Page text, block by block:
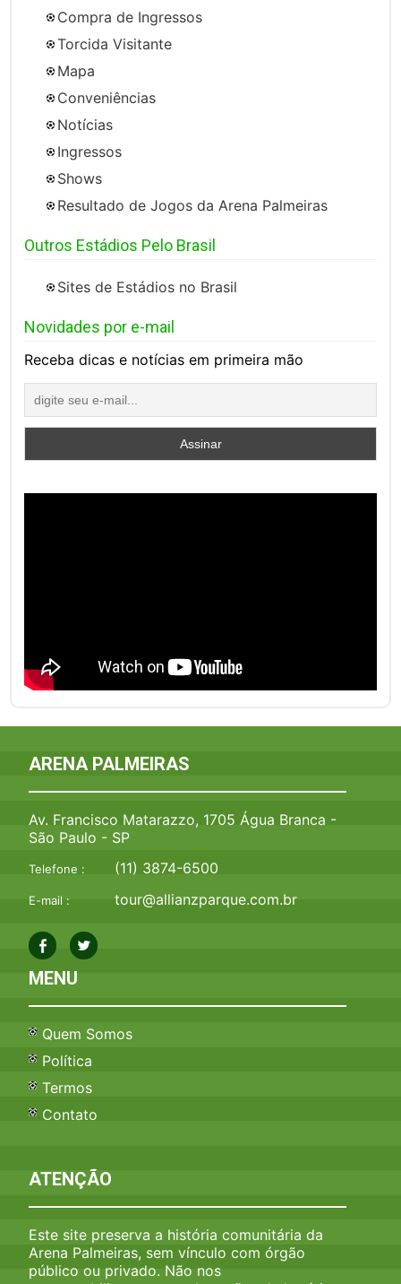
Compra de Ingressos
Torcida Visitante
Mapa
Conveniências
Notícias
Ingressos
Shows
Resultado de Jogos da Arena Palmeiras
Outros Estádios Pelo Brasil
Sites de Estádios no Brasil
Novidades por e-mail
Receba dicas e notícias em primeira mão
ARENA PALMEIRAS
Av. Francisco Matarazzo, 1705 Água Branca -
São Paulo - SP
Telefone : (11) 3874-6500
E-mail : tour@allianzparque.com.br
MENU
Quem Somos
Política
Termos
Contato
ATENÇÃO
Este site preserva a história comunitária da
Arena Palmeiras, sem vínculo com órgão
público ou privado. Não nos